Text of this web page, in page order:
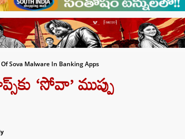
Sova Malware In Banking Apps
‘సోవా’ ముప్పు